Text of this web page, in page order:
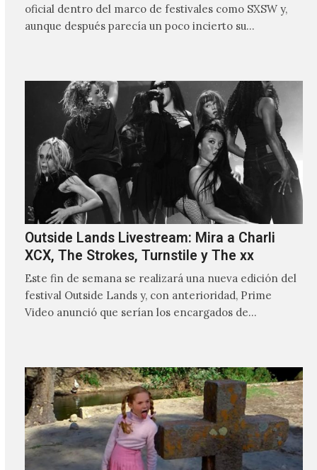
oficial dentro del marco de festivales como SXSW y,
aunque después parecía un poco incierto su…
Outside Lands Livestream: Mira a Charli
XCX, The Strokes, Turnstile y The xx
Este fin de semana se realizará una nueva edición del
festival Outside Lands y, con anterioridad, Prime
Video anunció que serían los encargados de